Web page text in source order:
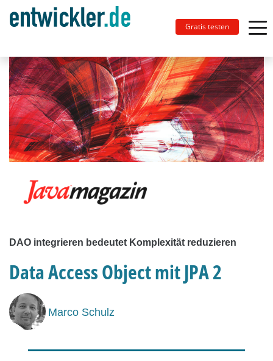
Gratis testen
DAO integrieren bedeutet Komplexität reduzieren
Data Access Object mit JPA 2
Marco Schulz